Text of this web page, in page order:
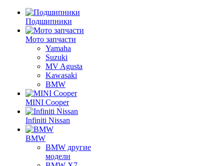
Подшипники
Мото запчасти
Yamaha
Suzuki
MV Agusta
Kawasaki
BMW
MINI Cooper
Infiniti Nissan
BMW
BMW другие
модели